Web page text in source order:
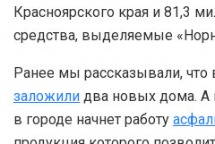
Красноярского края и 81,3
средства, выделяемые
Ранее мы рассказывали, что
заложили два новых дома. А
в городе начнет работу